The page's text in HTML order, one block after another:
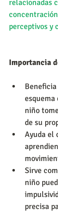
relacionadas
perceptivos y
Importancia
niño
de su
Ayuda el
Sirve
niño
precisa